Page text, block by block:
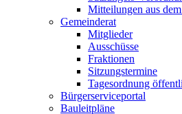
Mitteilungen aus
Gemeinderat
Mitglieder
Ausschüsse
Fraktionen
Sitzungstermine
Tagesordnung
Bürgerserviceportal
Bauleitpläne